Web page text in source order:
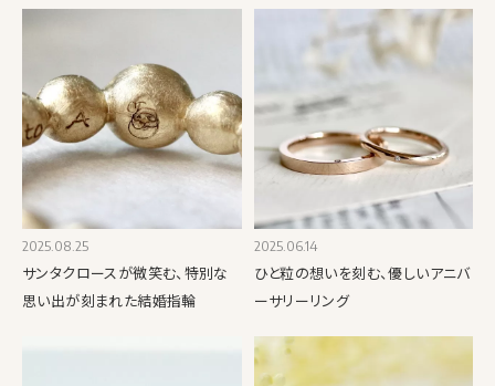
2025.08.25
サンタクロースが微笑む、特別な
思い出が刻まれた結婚指輪
2025.06.14
ひと粒の想いを刻む、優しいアニバ
ーサリーリング